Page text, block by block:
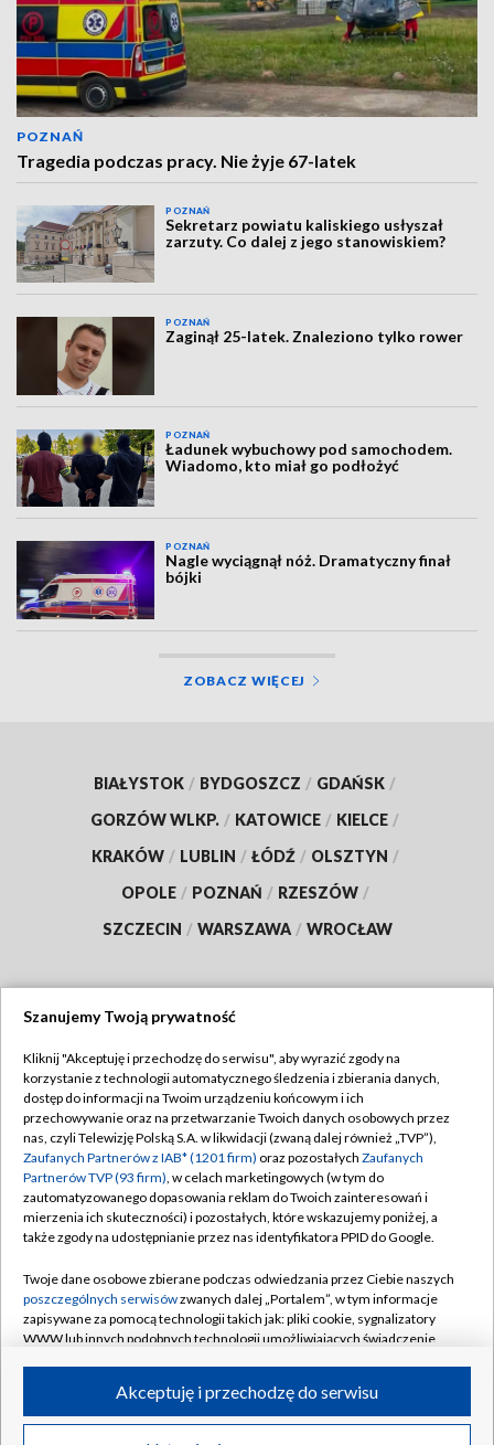
POZNAŃ
Tragedia podczas pracy. Nie żyje 67-latek
POZNAŃ
Sekretarz powiatu kaliskiego usłyszał
zarzuty. Co dalej z jego stanowiskiem?
POZNAŃ
Zaginął 25-latek. Znaleziono tylko rower
POZNAŃ
Ładunek wybuchowy pod samochodem.
Wiadomo, kto miał go podłożyć
POZNAŃ
Nagle wyciągnął nóż. Dramatyczny finał
bójki
ZOBACZ WIĘCEJ
BIAŁYSTOK / BYDGOSZCZ / GDAŃSK /
GORZÓW WLKP. / KATOWICE / KIELCE /
KRAKÓW / LUBLIN / ŁÓDŹ / OLSZTYN /
OPOLE / POZNAŃ / RZESZÓW /
SZCZECIN / WARSZAWA / WROCŁAW
TVP
Abonament TVP
Emisja w TVP
Centrum informacji TVP
Naziemna Telewizja Cyfrowa
Rada Programowa
System NOS
Informacje o nadawcy
Program dla prasy
Regulamin TVP
Polityka prywatności
Moje zgody
Pomoc
Kontakt
Kanały
©2026 Telewizja Polska S.A. w likwidacji
Szanujemy Twoją prywatność
Kliknij "Akceptuję i przechodzę do serwisu", aby wyrazić zgody na
korzystanie z technologii automatycznego śledzenia i zbierania danych,
dostęp do informacji na Twoim urządzeniu końcowym i ich
przechowywanie oraz na przetwarzanie Twoich danych osobowych przez
nas, czyli Telewizję Polską S.A. w likwidacji (zwaną dalej również „TVP”),
Zaufanych Partnerów z IAB* (1201 firm) oraz pozostałych Zaufanych
Partnerów TVP (93 firm), w celach marketingowych (w tym do
zautomatyzowanego dopasowania reklam do Twoich zainteresowań i
mierzenia ich skuteczności) i pozostałych, które wskazujemy poniżej, a
także zgody na udostępnianie przez nas identyfikatora PPID do Google.
Twoje dane osobowe zbierane podczas odwiedzania przez Ciebie naszych
poszczególnych serwisówzwanych dalej „Portalem”, w tym informacje
zapisywane za pomocą technologii takich jak: pliki cookie, sygnalizatory
WWW lub innych podobnych technologii umożliwiających świadczenie
ruchu w Internecie.
Twoje dane osobowe zbierane podczas odwiedzania przez Ciebie
Akceptuję i przechodzę do serwisu